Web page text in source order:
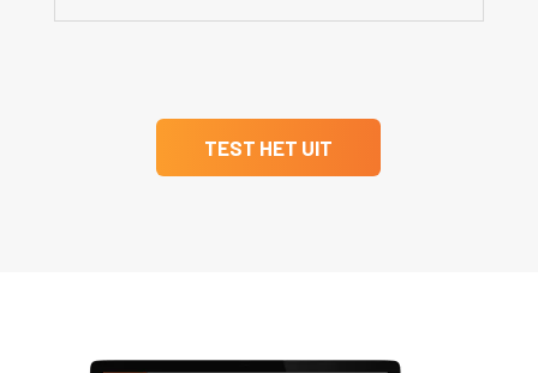
TEST HET UIT